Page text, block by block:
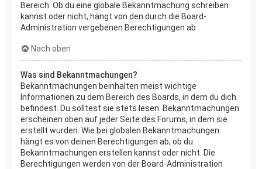
Bereich. Ob du eine globale Bekanntmachung schreiben
kannst oder nicht, hängt von den durch die Board-
Administration vergebenen Berechtigungen ab.
Nach oben
Was sind Bekanntmachungen?
Bekanntmachungen beinhalten meist wichtige
Informationen zu dem Bereich des Boards, in dem du dich
befindest. Du solltest sie stets lesen. Bekanntmachungen
erscheinen oben auf jeder Seite des Forums, in dem sie
erstellt wurden. Wie bei globalen Bekanntmachungen
hängt es von deinen Berechtigungen ab, ob du
Bekanntmachungen erstellen kannst oder nicht. Die
Berechtigungen werden von der Board-Administration